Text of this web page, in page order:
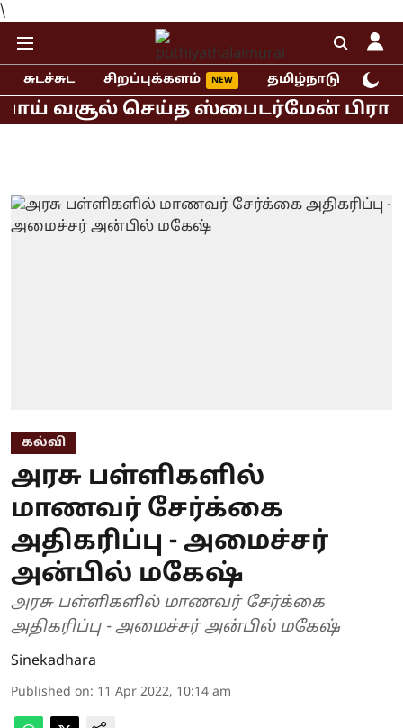
\
சுடச்சுட சிறப்புக்களம் தமிழ்நாடு
வசூல் செய்த ஸ்பைடர்மேன் பிராண்ட்
கல்வி
அரசு பள்ளிகளில்
மாணவர் சேர்க்கை
அதிகரிப்பு - அமைச்சர்
அன்பில் மகேஷ்
அரசு பள்ளிகளில் மாணவர் சேர்க்கை
அதிகரிப்பு - அமைச்சர் அன்பில் மகேஷ்
Sinekadhara
Published on: 11 Apr 2022, 10:14 am